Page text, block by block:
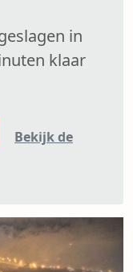
in
klaar
Bekijk de